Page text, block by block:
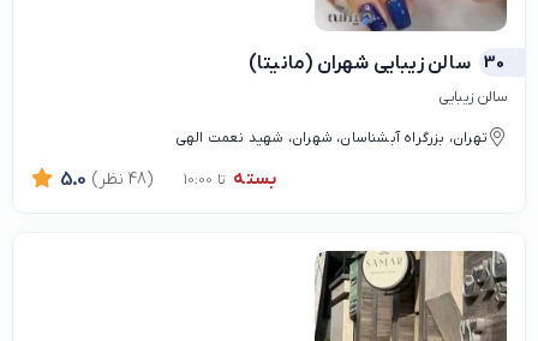
30 سالن زیبایی شهران (مانیتا)
سالن زیبایی
تهران، بزرگراه آبشناسان، شهران، شهيد نعمت الهي
بسته تا 10:00 5.0 (48 نظر)